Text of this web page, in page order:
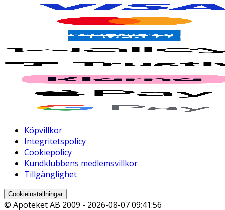
Köpvillkor
Integritetspolicy
Cookiepolicy
Kundklubbens medlemsvillkor
Tillgänglighet
Cookieinställningar
© Apoteket AB 2009 - 2026-08-07 09:41:56